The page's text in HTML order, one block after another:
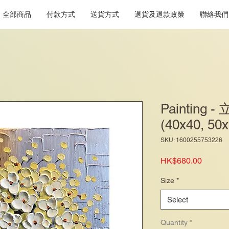
全部商品 付款方式 送貨方式 退貨及退款政策 聯絡我們
Painting -
(40x40,
SKU: 1600255753226
HK$680.00Price
Size *
Select
Quantity *